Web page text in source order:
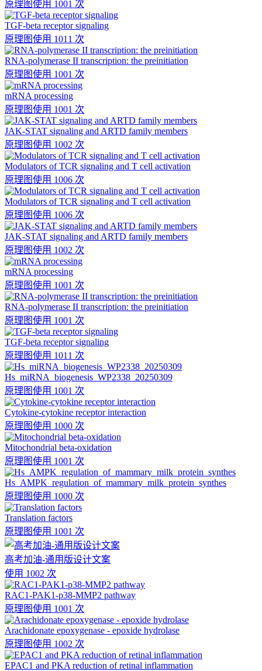
原理图使用 1001 次
TGF-beta receptor signaling
原理图使用 1011 次
RNA-polymerase II transcription: the preinitiation
原理图使用 1001 次
mRNA processing
原理图使用 1001 次
JAK-STAT signaling and ARTD family members
原理图使用 1002 次
Modulators of TCR signaling and T cell activation
原理图使用 1006 次
Modulators of TCR signaling and T cell activation
原理图使用 1006 次
JAK-STAT signaling and ARTD family members
原理图使用 1002 次
mRNA processing
原理图使用 1001 次
RNA-polymerase II transcription: the preinitiation
原理图使用 1001 次
TGF-beta receptor signaling
原理图使用 1011 次
Hs_miRNA_biogenesis_WP2338_20250309
原理图使用 1001 次
Cytokine-cytokine receptor interaction
原理图使用 1000 次
Mitochondrial beta-oxidation
原理图使用 1001 次
Hs_AMPK_regulation_of_mammary_milk_protein_synthes
原理图使用 1000 次
Translation factors
原理图使用 1001 次
高考加油-通用版设计文案
使用 1002 次
RAC1-PAK1-p38-MMP2 pathway
原理图使用 1001 次
Arachidonate epoxygenase - epoxide hydrolase
原理图使用 1002 次
EPAC1 and PKA reduction of retinal inflammation